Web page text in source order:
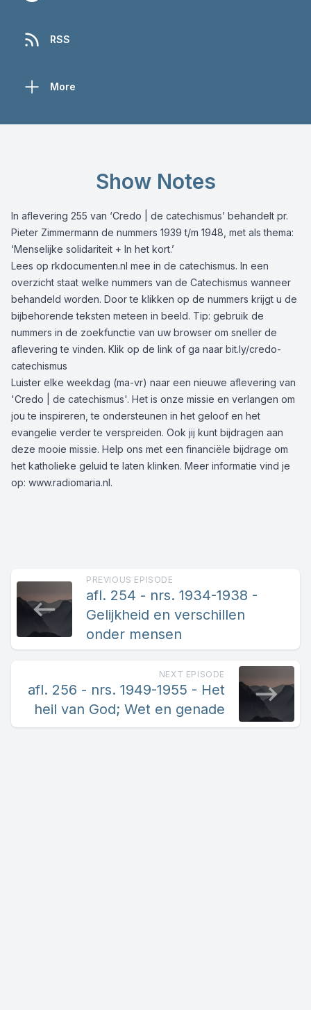
RSS
More
Show Notes
In aflevering 255 van ‘Credo | de catechismus’ behandelt pr.
Pieter Zimmermann de nummers 1939 t/m 1948, met als thema:
‘Menselijke solidariteit + In het kort.’
Lees op rkdocumenten.nl mee in de catechismus. In een
overzicht staat welke nummers van de Catechismus wanneer
behandeld worden. Door te klikken op de nummers krijgt u de
bijbehorende teksten meteen in beeld. Tip: gebruik de
nummers in de zoekfunctie van uw browser om sneller de
aflevering te vinden. Klik op de link of ga naar bit.ly/credo-
catechismus
Luister elke weekdag (ma-vr) naar een nieuwe aflevering van
'Credo | de catechismus'. Het is onze missie en verlangen om
jou te inspireren, te ondersteunen in het geloof en het
evangelie verder te verspreiden. Ook jij kunt bijdragen aan
deze mooie missie. Help ons met een financiële bijdrage om
het katholieke geluid te laten klinken. Meer informatie vind je
op: www.radiomaria.nl.
PREVIOUS EPISODE
afl. 254 - nrs. 1934-1938 -
Gelijkheid en verschillen
onder mensen
NEXT EPISODE
afl. 256 - nrs. 1949-1955 - Het
heil van God; Wet en genade